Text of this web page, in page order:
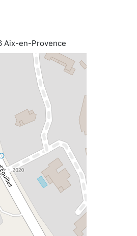
Aix-en-Provence